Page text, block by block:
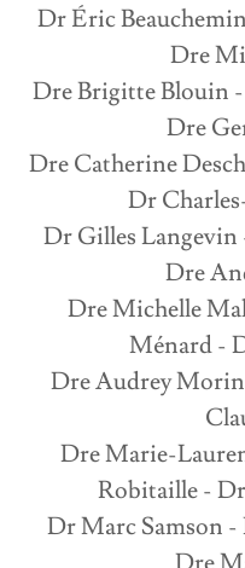
Dr Éric
Dre
Dre Brigitte Blouin
Dre
Dre Catherine
Dr
Dr Gilles
Dre
Dre Michelle
Ménard -
Dre Audrey
Dre Marie-
Robitaille -
Dr Marc Samson -